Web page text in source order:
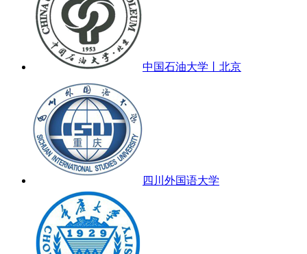
中国石油大学丨北京
四川外国语大学